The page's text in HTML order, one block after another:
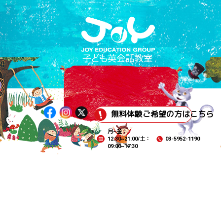
無料体験ご希望の方はこちら
月~金：
12:30~21:00/土：
09:00~17:30
03-5952-1190